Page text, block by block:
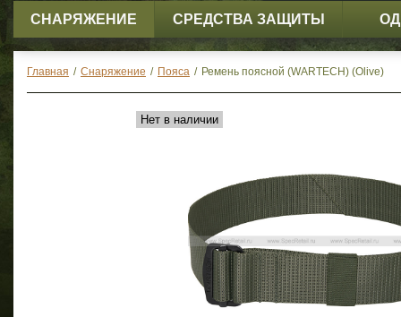
СНАРЯЖЕНИЕ СРЕДСТВА ЗАЩИТЫ
Главная / Снаряжение / Пояса / Ремень поясной (WARTECH) (Olive)
Нет в наличии